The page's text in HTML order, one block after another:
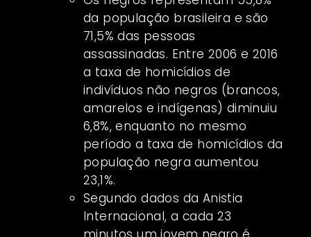
da população brasileira e são
71,5% das pessoas
assassinadas. Entre 2006 e 2016
a taxa de homicídios de
indivíduos não negros (brancos,
amarelos e indígenas) diminuiu
6,8%, enquanto no mesmo
período a taxa de homicídios da
população negra aumentou
23,1%.
Segundo dados da Anistia
Internacional, a cada 23